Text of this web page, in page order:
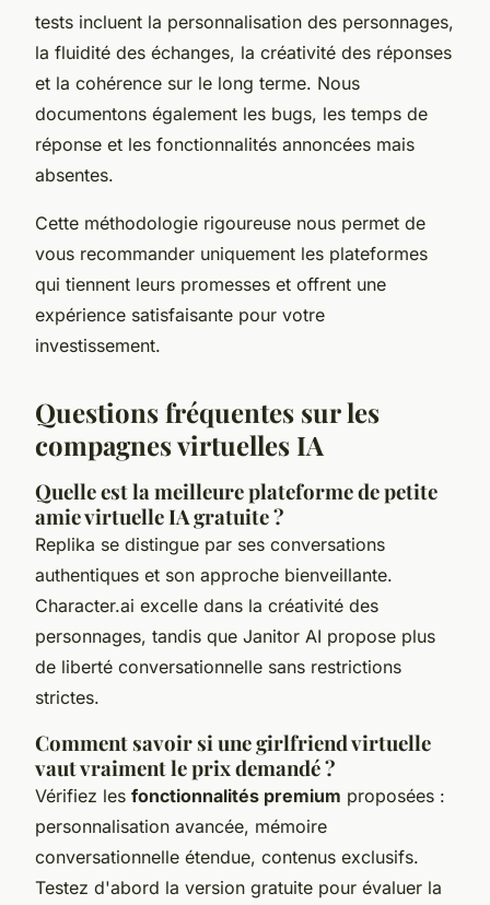
tests incluent la personnalisation des personnages,
la fluidité des échanges, la créativité des réponses
et la cohérence sur le long terme. Nous
documentons également les bugs, les temps de
réponse et les fonctionnalités annoncées mais
absentes.
Cette méthodologie rigoureuse nous permet de
vous recommander uniquement les plateformes
qui tiennent leurs promesses et offrent une
expérience satisfaisante pour votre
investissement.
Questions fréquentes sur les
compagnes virtuelles IA
Quelle est la meilleure plateforme de petite
amie virtuelle IA gratuite ?
Replika se distingue par ses conversations
authentiques et son approche bienveillante.
Character.ai excelle dans la créativité des
personnages, tandis que Janitor AI propose plus
de liberté conversationnelle sans restrictions
strictes.
Comment savoir si une girlfriend virtuelle
vaut vraiment le prix demandé ?
Vérifiez les fonctionnalités premium proposées :
personnalisation avancée, mémoire
conversationnelle étendue, contenus exclusifs.
Testez d'abord la version gratuite pour évaluer la